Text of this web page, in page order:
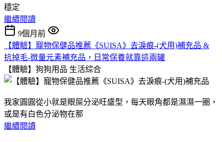
穩定
繼續閱讀
9個月前
【體驗】寵物保健品推薦《SUISA》去淚痕-(犬用)補充品 &
抗掉毛-微量元素補充品，日常保養就靠這兩罐
【體驗】狗狗用品 生活綜合
我家圓圓從小就是眼屎分泌旺盛型，每天眼角都是濕濕一圈，
或是有白色分泌物在那
繼續閱讀